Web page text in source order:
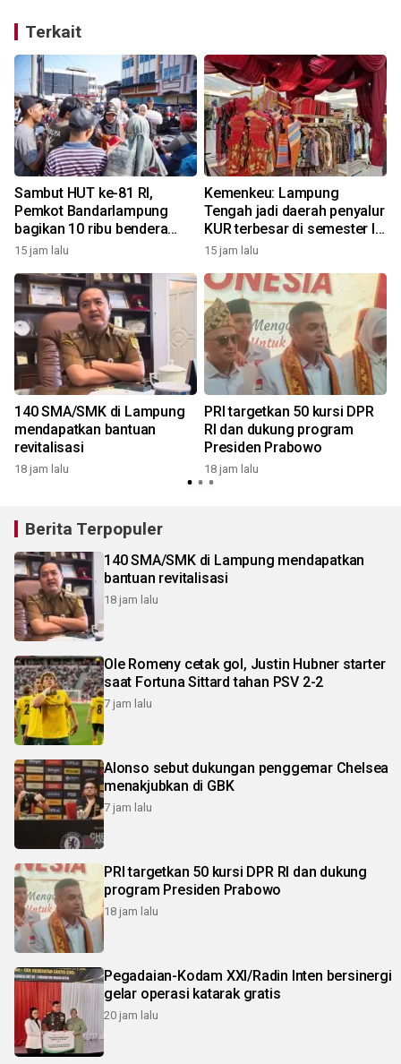
Terkait
Sambut HUT ke-81 RI,
Pemkot Bandarlampung
bagikan 10 ribu bendera
Merah Putih
15 jam lalu
Kemenkeu: Lampung
Tengah jadi daerah penyalur
KUR terbesar di semester I
2026
15 jam lalu
140 SMA/SMK di Lampung
mendapatkan bantuan
revitalisasi
18 jam lalu
PRI targetkan 50 kursi DPR
RI dan dukung program
Presiden Prabowo
18 jam lalu
Berita Terpopuler
140 SMA/SMK di Lampung mendapatkan
bantuan revitalisasi
18 jam lalu
Ole Romeny cetak gol, Justin Hubner starter
saat Fortuna Sittard tahan PSV 2-2
7 jam lalu
Alonso sebut dukungan penggemar Chelsea
menakjubkan di GBK
7 jam lalu
PRI targetkan 50 kursi DPR RI dan dukung
program Presiden Prabowo
18 jam lalu
Pegadaian-Kodam XXI/Radin Inten bersinergi
gelar operasi katarak gratis
20 jam lalu